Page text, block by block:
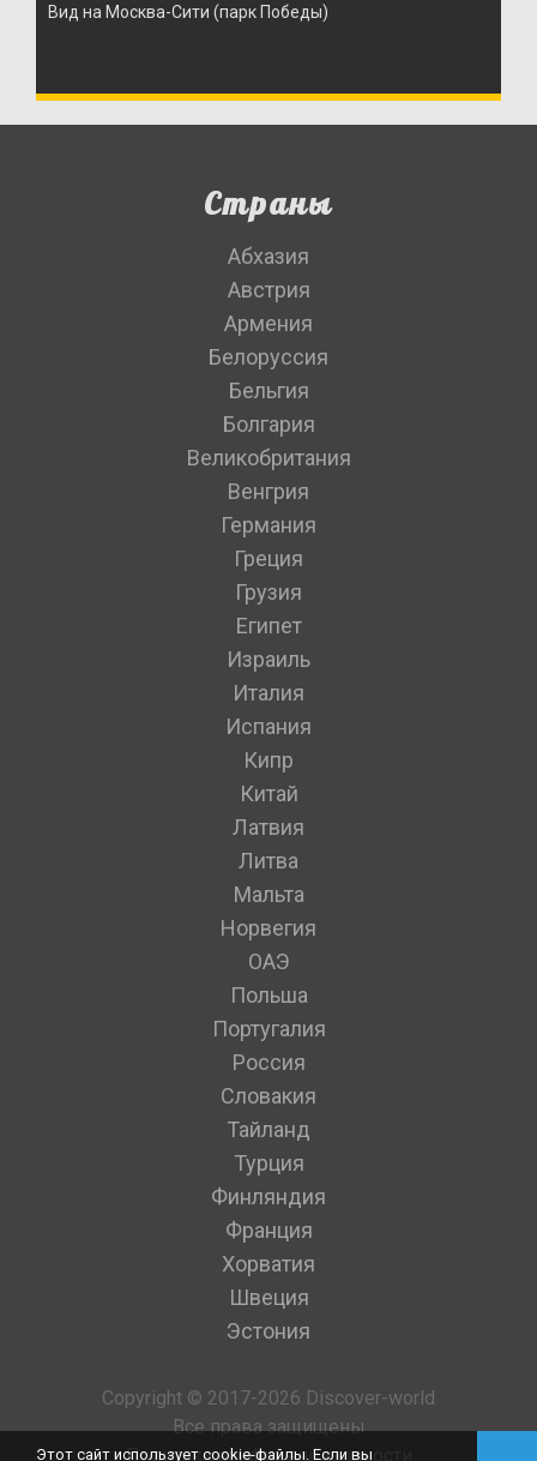
Вид на Москва-Сити (парк Победы)
Страны
Абхазия
Австрия
Армения
Белоруссия
Бельгия
Болгария
Великобритания
Венгрия
Германия
Греция
Грузия
Египет
Израиль
Италия
Испания
Кипр
Китай
Латвия
Литва
Мальта
Норвегия
ОАЭ
Польша
Португалия
Россия
Словакия
Тайланд
Турция
Финляндия
Франция
Хорватия
Швеция
Эстония
Copyright © 2017-2026 Discover-world
Все права защищены
Политика конфиденциальности
Этот сайт использует cookie-файлы. Если вы